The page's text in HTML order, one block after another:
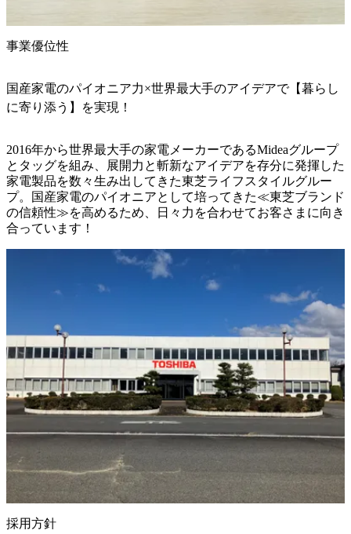
事業優位性
国産家電のパイオニア力×世界最大手のアイデアで【暮らし
に寄り添う】を実現！
2016年から世界最大手の家電メーカーであるMideaグループ
とタッグを組み、展開力と斬新なアイデアを存分に発揮した
家電製品を数々生み出してきた東芝ライフスタイルグルー
プ。国産家電のパイオニアとして培ってきた≪東芝ブランド
の信頼性≫を高めるため、日々力を合わせてお客さまに向き
合っています！
採用方針